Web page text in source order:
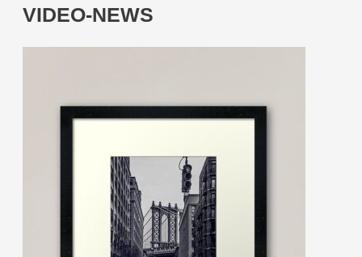
VIDEO-NEWS